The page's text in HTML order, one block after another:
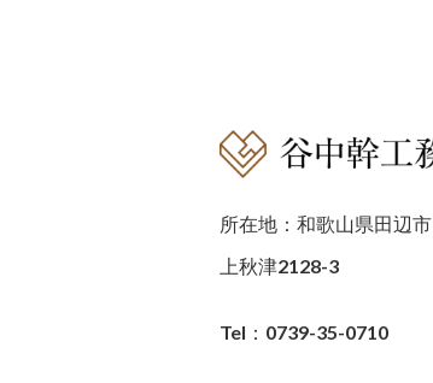
所在地：和歌山県田辺市
上秋津2128-3
Tel：0739-35-0710